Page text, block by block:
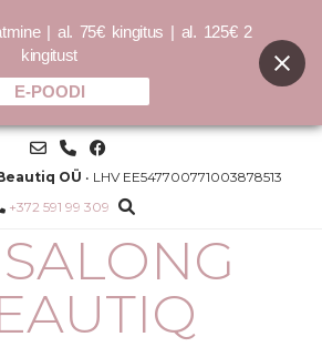
OÜ • LHV EE547700771003878513
+372 591 99 309
| al. 75€ kingitus | al. 125€ 2
kingitust
E-POODI